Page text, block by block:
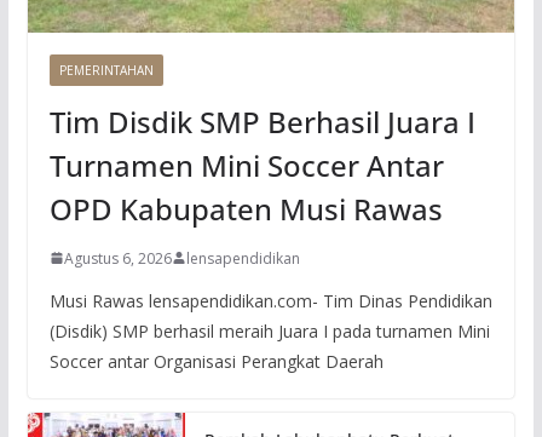
PEMERINTAHAN
Tim Disdik SMP Berhasil Juara I
Turnamen Mini Soccer Antar
OPD Kabupaten Musi Rawas
Agustus 6, 2026 lensapendidikan
Musi Rawas lensapendidikan.com- Tim Dinas Pendidikan
(Disdik) SMP berhasil meraih Juara I pada turnamen Mini
Soccer antar Organisasi Perangkat Daerah